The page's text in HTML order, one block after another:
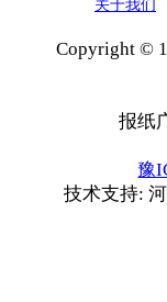
关于我们
Copyright ©
报纸
豫
技术支持: